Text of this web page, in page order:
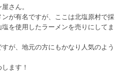
さん。
が有名ですが、ここは北塩原村で採
を使用したラーメンを売りにしてま
が、地元の方にもかなり人気のよう
ます！